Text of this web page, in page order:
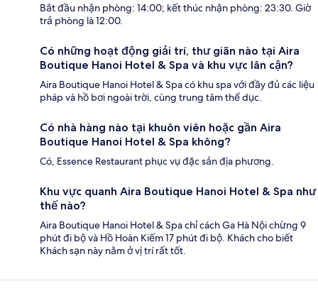
Bắt đầu nhận phòng: 14:00; kết thúc nhận phòng: 23:30. Giờ
trả phòng là 12:00.
Có những hoạt động giải trí, thư giãn nào tại Aira
Boutique Hanoi Hotel & Spa và khu vực lân cận?
Aira Boutique Hanoi Hotel & Spa có khu spa với đầy đủ các liệu
pháp và hồ bơi ngoài trời, cùng trung tâm thể dục.
Có nhà hàng nào tại khuôn viên hoặc gần Aira
Boutique Hanoi Hotel & Spa không?
Có, Essence Restaurant phục vụ đặc sản địa phương.
Khu vực quanh Aira Boutique Hanoi Hotel & Spa như
thế nào?
Aira Boutique Hanoi Hotel & Spa chỉ cách Ga Hà Nội chừng 9
phút đi bộ và Hồ Hoàn Kiếm 17 phút đi bộ. Khách cho biết
Khách sạn này nằm ở vị trí rất tốt.